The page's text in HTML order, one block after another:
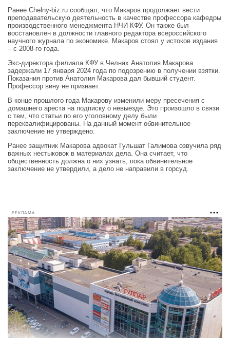
Ранее Chelny-biz.ru сообщал, что Макаров продолжает вести
преподавательскую деятельность в качестве профессора кафедры
производственного менеджмента НЧИ КФУ. Он также был
восстановлен в должности главного редактора всероссийского
научного журнала по экономике. Макаров стоял у истоков издания
– с 2008-го года.
Экс-директора филиала КФУ в Челнах Анатолия Макарова
задержали 17 января 2024 года по подозрению в получении взятки.
Показания против Анатолия Макарова дал бывший студент.
Профессор вину не признает.
В конце прошлого года Макарову изменили меру пресечения с
домашнего ареста на подписку о невыезде. Это произошло в связи
с тем, что статьи по его уголовному делу были
переквалифицированы. На данный момент обвинительное
заключение не утверждено.
Ранее защитник Макарова адвокат Гульшат Галимова озвучила ряд
важных нестыковок в материалах дела. Она считает, что
общественность должна о них узнать, пока обвинительное
заключение не утвердили, а дело не направили в горсуд.
РЕКЛАМА